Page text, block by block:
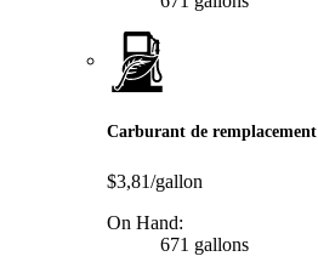
Carburant de remplacement
$3,81/gallon
On Hand:
671 gallons